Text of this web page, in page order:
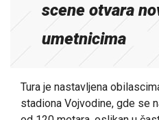
scene otvara
umetnicima
Tura je nastavljena
stadiona Vojvodine, gde se